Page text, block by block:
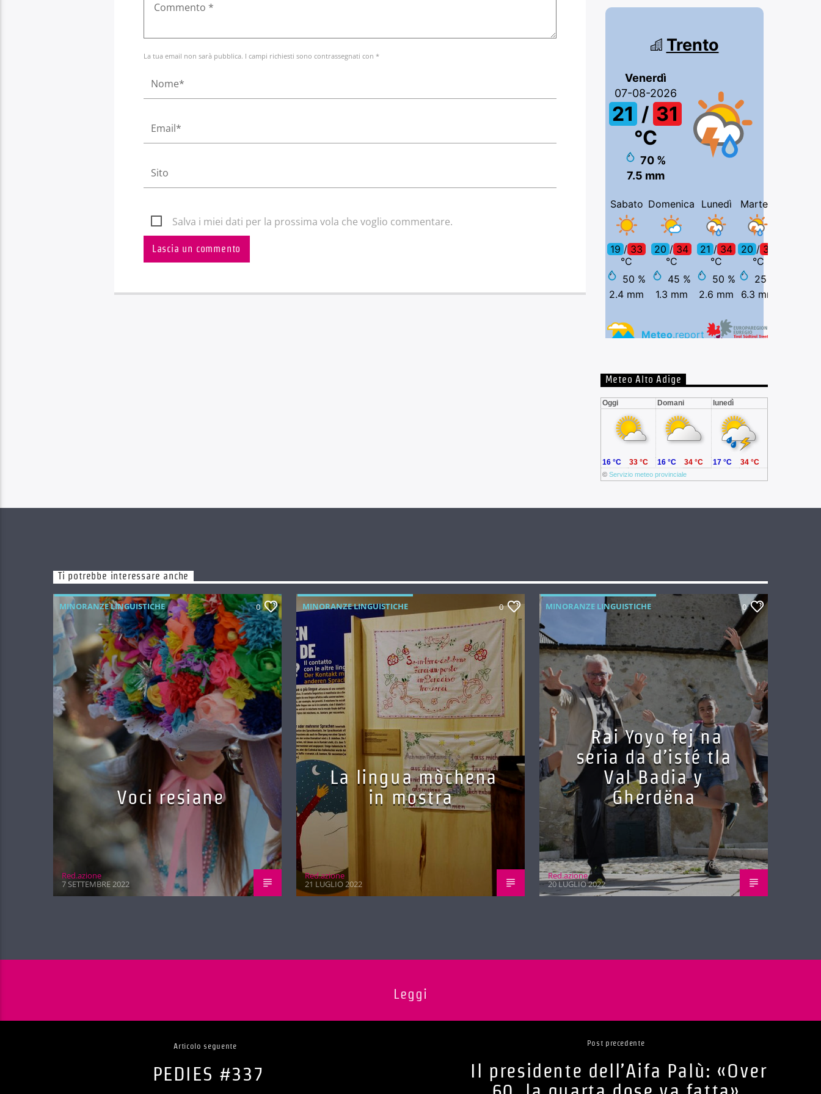
La tua email non sarà pubblica. I campi richiesti sono contrassegnati con *
Salva i miei dati per la prossima vola che voglio commentare.
Meteo Alto Adige
Oggi Domani lunedì
© Servizio meteo provinciale
16 °C 33 °C 16 °C 34 °C 17 °C 34 °C
Ti potrebbe interessare anche
MINORANZE LINGUISTICHE 0
Voci resiane
Red.azione
7 SETTEMBRE 2022
MINORANZE LINGUISTICHE 0
La lingua mòchena
in mostra
Red.azione
21 LUGLIO 2022
MINORANZE LINGUISTICHE 0
Rai Yoyo fej na
seria da d’isté tla
Val Badia y
Gherdëna
Red.azione
20 LUGLIO 2022
Leggi
Articolo seguente
PEDIES #337
Post precedente
Il presidente dell’Aifa Palù: «Over